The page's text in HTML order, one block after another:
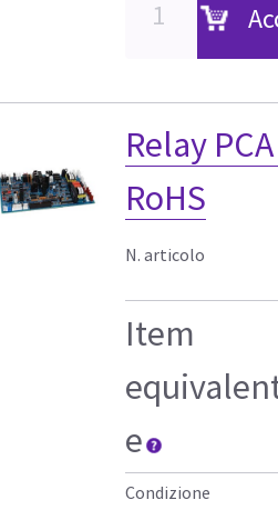
Relay
RoHS
N. articolo
Item
e
Condizione